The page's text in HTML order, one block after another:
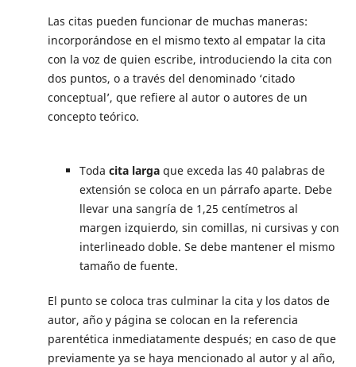
Las citas pueden funcionar de muchas maneras:
incorporándose en el mismo texto al empatar la cita
con la voz de quien escribe, introduciendo la cita con
dos puntos, o a través del denominado ‘citado
conceptual’, que refiere al autor o autores de un
concepto teórico.
Toda cita larga que exceda las 40 palabras de
extensión se coloca en un párrafo aparte. Debe
llevar una sangría de 1,25 centímetros al
margen izquierdo, sin comillas, ni cursivas y con
interlineado doble. Se debe mantener el mismo
tamaño de fuente.
El punto se coloca tras culminar la cita y los datos de
autor, año y página se colocan en la referencia
parentética inmediatamente después; en caso de que
previamente ya se haya mencionado al autor y al año,